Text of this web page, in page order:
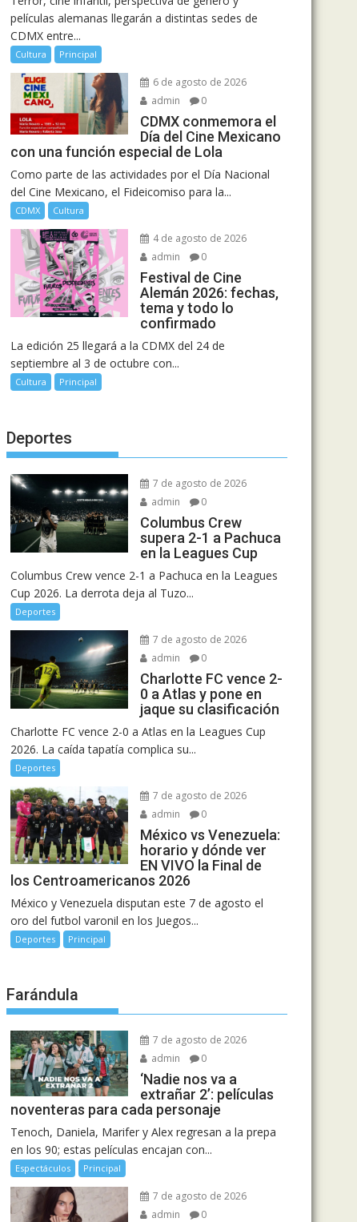
películas alemanas llegarán a distintas sedes de
CDMX entre...
Cultura Principal
6 de agosto de 2026
admin
0
CDMX conmemora el
Día del Cine Mexicano
con una función especial de Lola
Como parte de las actividades por el Día Nacional
del Cine Mexicano, el Fideicomiso para la...
CDMX Cultura
4 de agosto de 2026
admin
0
Festival de Cine
Alemán 2026: fechas,
tema y todo lo
confirmado
La edición 25 llegará a la CDMX del 24 de
septiembre al 3 de octubre con...
Cultura Principal
Deportes
7 de agosto de 2026
admin
0
Columbus Crew
supera 2-1 a Pachuca
en la Leagues Cup
Columbus Crew vence 2-1 a Pachuca en la Leagues
Cup 2026. La derrota deja al Tuzo...
Deportes
7 de agosto de 2026
admin
0
Charlotte FC vence 2-
0 a Atlas y pone en
jaque su clasificación
Charlotte FC vence 2-0 a Atlas en la Leagues Cup
2026. La caída tapatía complica su...
Deportes
7 de agosto de 2026
admin
0
México vs Venezuela:
horario y dónde ver
EN VIVO la Final de
los Centroamericanos 2026
México y Venezuela disputan este 7 de agosto el
oro del futbol varonil en los Juegos...
Deportes Principal
Farándula
7 de agosto de 2026
admin
0
‘Nadie nos va a
extrañar 2’: películas
noventeras para cada personaje
Tenoch, Daniela, Marifer y Alex regresan a la prepa
en los 90; estas películas encajan con...
Espectáculos Principal
7 de agosto de 2026
admin
0